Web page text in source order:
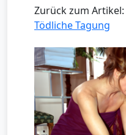
Zurück zum Artikel:
Tödliche Tagung